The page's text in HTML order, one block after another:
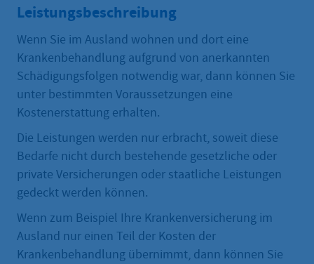
Leistungsbeschreibung
Wenn Sie im Ausland wohnen und dort eine
Krankenbehandlung aufgrund von anerkannten
Schädigungsfolgen notwendig war, dann können Sie
unter bestimmten Voraussetzungen eine
Kostenerstattung erhalten.
Die Leistungen werden nur erbracht, soweit diese
Bedarfe nicht durch bestehende gesetzliche oder
private Versicherungen oder staatliche Leistungen
gedeckt werden können.
Wenn zum Beispiel Ihre Krankenversicherung im
Ausland nur einen Teil der Kosten der
Krankenbehandlung übernimmt, dann können Sie